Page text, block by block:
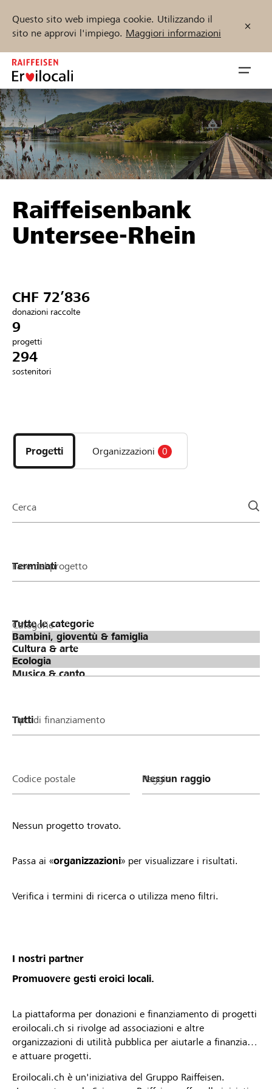
Questo sito web impiega cookie. Utilizzando il
sito ne approvi l'impiego. Maggiori informazioni
Zum
Inhalt
springen
öffnen
Sostenere
Aiuto & supporto
Collegarsi
Trova progetti e organizzazioni
Inizia ora
DE FR IT
Raiffeisenbank
Untersee-Rhein
CHF 72’836
donazioni raccolte
9
progetti
294
sostenitori
i
progetti
e
della
Progetti Organizzazioni 0
Cerca
Fase del progetto
Categorie
Tipo di finanziamento
Codice postale Raggio
Nessun progetto trovato.
Passa ai «organizzazioni» per visualizzare i risultati.
Verifica i termini di ricerca o utilizza meno filtri.
I nostri partner
Promuovere gesti eroici locali.
La piattaforma per donazioni e finanziamento di progetti
eroilocali.ch si rivolge ad associazioni e altre
organizzazioni di utilità pubblica per aiutarle a finanziare
e attuare progetti.
Eroilocali.ch è un'iniziativa del Gruppo Raiffeisen.